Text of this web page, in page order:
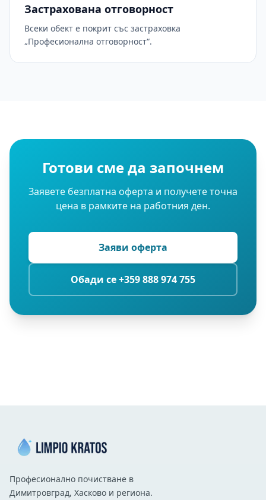
Застрахована отговорност
Всеки обект е покрит със застраховка
„Професионална отговорност“.
Готови сме да започнем
Заявете безплатна оферта и получете точна
цена в рамките на работния ден.
Заяви оферта
Обади се +359 888 974 755
Професионално почистване в
Димитровград, Хасково и региона.